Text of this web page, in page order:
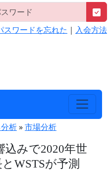
スワードを忘れた ｜ 入会方法
析»市場分析
みで2020年世
WSTSが予測